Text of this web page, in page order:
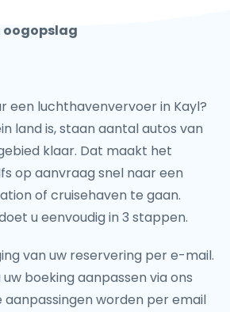
oogopslag
een luchthavenvervoer in Kayl?
land is, staan aantal autos van
klaar. Dat maakt het
op aanvraag snel naar een
of cruisehaven te gaan.
u eenvoudig in 3 stappen.
van uw reservering per e-mail.
uw boeking aanpassen via ons
aanpassingen worden per email